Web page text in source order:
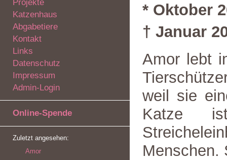
Projekte
Katzenhaus
Abgabetiere
Kontakt
Links
Datenschutz
Impressum
Admin-Login
Online-Spende
Zuletzt angesehen:
Amor
* Oktober
† Januar
Amor lebt
weil sie
Katze
Menschen.